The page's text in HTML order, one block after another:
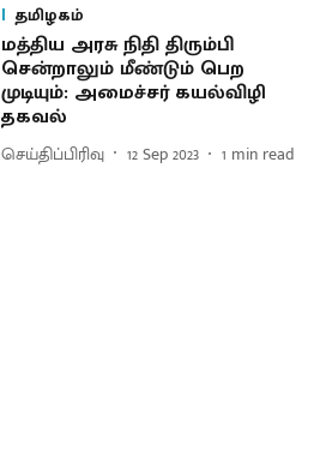
தமிழகம்
மத்திய அரசு நிதி திரும்பி
சென்றாலும் மீண்டும் பெற
முடியும்: அமைச்சர் கயல்விழி
தகவல்
செய்திப்பிரிவு 12 Sep 2023 1 min read